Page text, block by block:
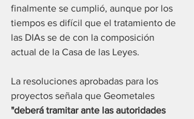
finalmente se cumplió, aunque por los
tiempos es difícil que el tratamiento de
las DIAs se de con la composición
actual de la Casa de las Leyes.
La resoluciones aprobadas para los
proyectos señala que Geometales
"deberá tramitar ante las autoridades